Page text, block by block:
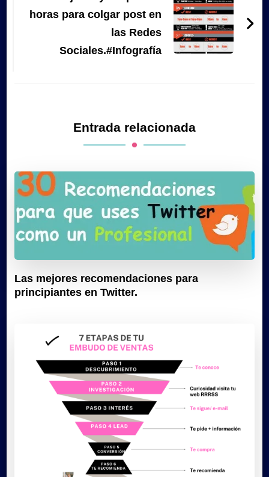
horas para colgar post en
las Redes
Sociales.#Infografía
Entrada relacionada
Las mejores recomendaciones para
principiantes en Twitter.